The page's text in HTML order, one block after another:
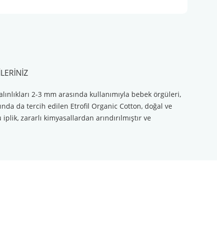
2-3 mm arasında kullanımıyla bebek örgüleri,
da tercih edilen Etrofil Organic Cotton, doğal ve
zararlı kimyasallardan arındırılmıştır ve